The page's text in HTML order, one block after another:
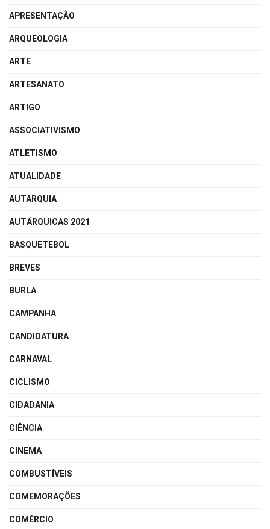
APRESENTAÇÃO
ARQUEOLOGIA
ARTE
ARTESANATO
ARTIGO
ASSOCIATIVISMO
ATLETISMO
ATUALIDADE
AUTARQUIA
AUTÁRQUICAS 2021
BASQUETEBOL
BREVES
BURLA
CAMPANHA
CANDIDATURA
CARNAVAL
CICLISMO
CIDADANIA
CIÊNCIA
CINEMA
COMBUSTÍVEIS
COMEMORAÇÕES
COMÉRCIO